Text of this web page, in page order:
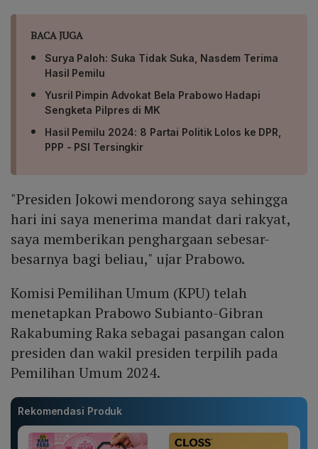
BACA JUGA
Surya Paloh: Suka Tidak Suka, Nasdem Terima
Hasil Pemilu
Yusril Pimpin Advokat Bela Prabowo Hadapi
Sengketa Pilpres di MK
Hasil Pemilu 2024: 8 Partai Politik Lolos ke DPR,
PPP - PSI Tersingkir
"Presiden Jokowi mendorong saya sehingga
hari ini saya menerima mandat dari rakyat,
saya memberikan penghargaan sebesar-
besarnya bagi beliau," ujar Prabowo.
Komisi Pemilihan Umum (KPU) telah
menetapkan Prabowo Subianto-Gibran
Rakabuming Raka sebagai pasangan calon
presiden dan wakil presiden terpilih pada
Pemilihan Umum 2024.
Rekomendasi Produk